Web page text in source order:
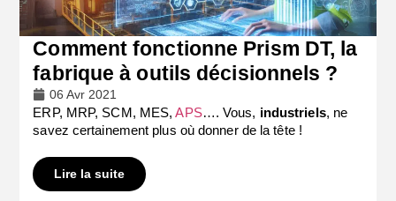
Comment fonctionne Prism DT, la
fabrique à outils décisionnels ?
06 Avr 2021
ERP, MRP, SCM, MES,APS…. Vous, industriels, ne
savez certainement plus où donner de la tête !
Lire la suite